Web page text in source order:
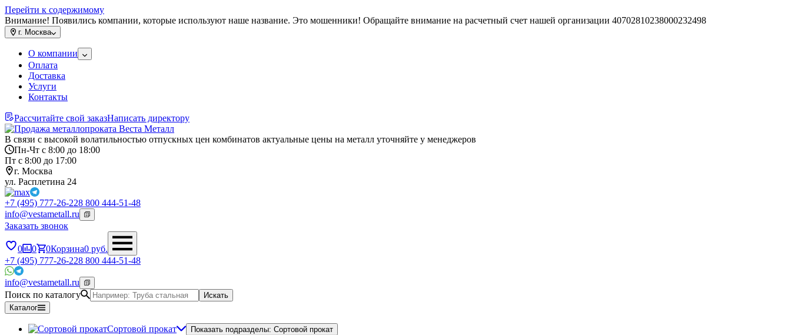
Перейти к содержимому
Внимание! Появились компании, которые используют наше название. Это мошенники! Обращайте внимание на расчетный счет нашей организации 40702810238000232498
г. Москва
О компании
Оплата
Доставка
Услуги
Контакты
Рассчитайте свой заказНаписать директору
В связи с высокой волатильностью отпускных цен комбинатов актуальные цены на металл уточняйте у менеджеров
Пн-Чт с 8:00 до 18:00
Пт с 8:00 до 17:00
г. Москва
ул. Расплетина 24
+7 (495) 777-26-228 800 444-51-48
info@vestametall.ru
Заказать звонок
0 0 0Корзина0 руб.
+7 (495) 777-26-228 800 444-51-48
info@vestametall.ru
Поиск по каталогу
Искать
Каталог
Сортовой прокат Показать подразделы: Сортовой прокат